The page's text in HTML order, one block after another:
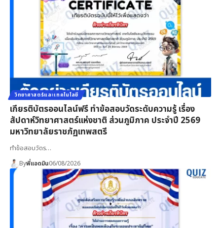
วิทยาศาสตร์และเทคโนโลยี
เกียรติบัตรออนไลน์ฟรี ทำข้อสอบวัดระดับความรู้ เรื่อง
สัปดาห์วิทยาศาสตร์แห่งชาติ ส่วนภูมิภาค ประจำปี 2569
มหาวิทยาลัยราชภัฏเทพสตรี
ทำข้อสอบวัดร…
Byพี่แอดมิน06/08/2026